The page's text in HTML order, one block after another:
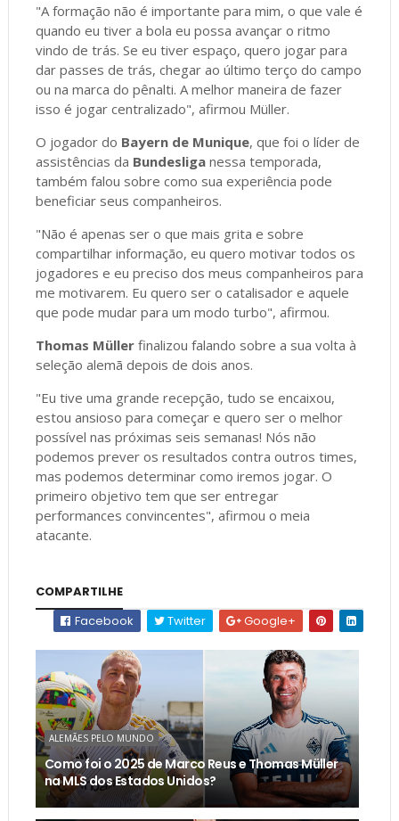
"A formação não é importante para mim, o que vale é
quando eu tiver a bola eu possa avançar o ritmo
vindo de trás. Se eu tiver espaço, quero jogar para
dar passes de trás, chegar ao último terço do campo
ou na marca do pênalti. A melhor maneira de fazer
isso é jogar centralizado", afirmou Müller.
O jogador do Bayern de Munique, que foi o líder de
assistências da Bundesliganessa temporada,
também falou sobre como sua experiência pode
beneficiar seus companheiros.
"Não é apenas ser o que mais grita e sobre
compartilhar informação, eu quero motivar todos os
jogadores e eu preciso dos meus companheiros para
me motivarem. Eu quero ser o catalisador e aquele
que pode mudar para um modo turbo", afirmou.
Thomas Müllerfinalizou falando sobre a sua volta à
seleção alemã depois de dois anos.
"Eu tive uma grande recepção, tudo se encaixou,
estou ansioso para começar e quero ser o melhor
possível nas próximas seis semanas! Nós não
podemos prever os resultados contra outros times,
mas podemos determinar como iremos jogar. O
primeiro objetivo tem que ser entregar
performances convincentes", afirmou o meia
atacante.
COMPARTILHE
Facebook
Twitter Google+
ALEMÃES PELO MUNDO
Como foi o 2025 de Marco Reus e Thomas Müller
na MLS dos Estados Unidos?